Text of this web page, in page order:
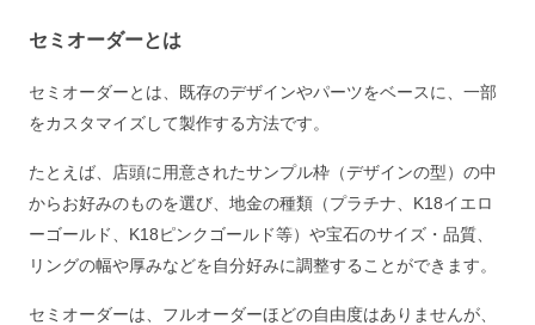
セミオーダーとは
セミオーダーとは、既存のデザインやパーツをベースに、一部
をカスタマイズして製作する方法です。
たとえば、店頭に用意されたサンプル枠（デザインの型）の中
からお好みのものを選び、地金の種類（プラチナ、K18イエロ
ーゴールド、K18ピンクゴールド等）や宝石のサイズ・品質、
リングの幅や厚みなどを自分好みに調整することができます。
セミオーダーは、フルオーダーほどの自由度はありませんが、